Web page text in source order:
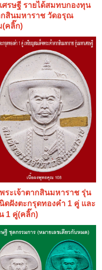
ศรษฐี รายได้สมทบกองทุน
กสินมหาราช วัดอรุณ
(คลิ๊ก)
ระเจ้าตากสินมหาราช รุ่น
ฝังตะกรุดทองคำ 1 คู่ และ
1 คู่(คลิ๊ก)